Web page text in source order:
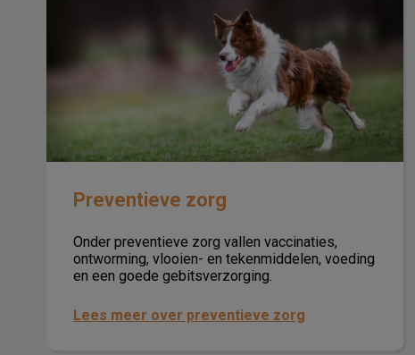
Preventieve zorg
Onder preventieve zorg vallen vaccinaties,
ontworming, vlooien- en tekenmiddelen, voeding
en een goede gebitsverzorging.
Lees meer over preventieve zorg